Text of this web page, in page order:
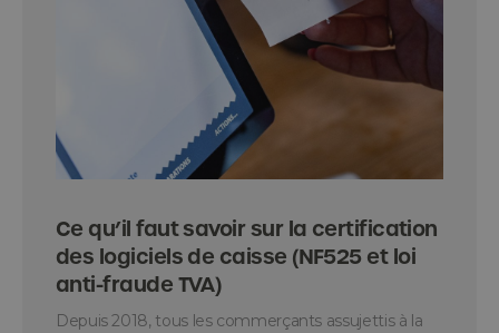
Ce qu’il faut savoir sur la certification
des logiciels de caisse (NF525 et loi
anti-fraude TVA)
Depuis 2018, tous les commerçants assujettis à la